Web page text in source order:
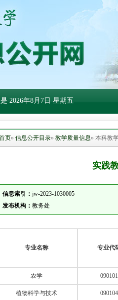
2026年8月7日 星期五
页» 信息公开目录» 教学质量信息» 本科教
实践
信息索引： jw-2023-1030005
发布机构： 教务处
专业名称 专业代
农学 090101
植物科学与技术 090104